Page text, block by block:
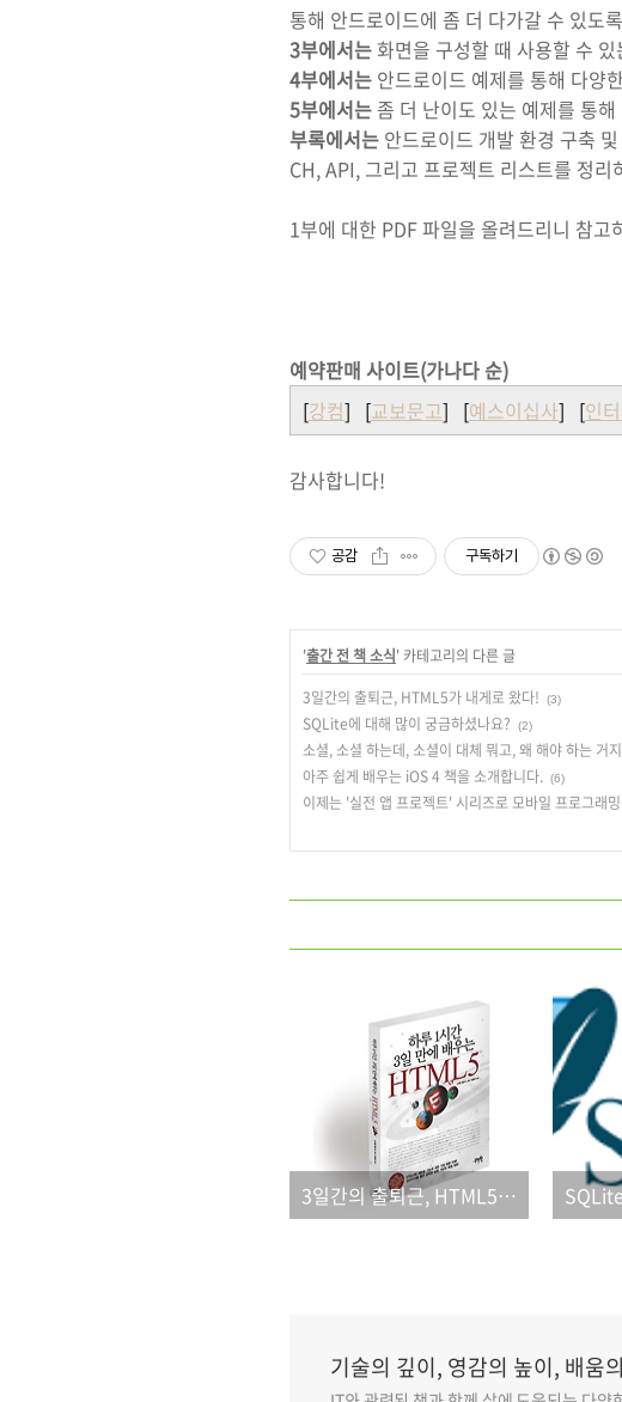
통해 안드로이드에 좀 더 다가갈 수 있도
3부에서는화면을 구성할 때 사용할 수
4부에서는 안드로이드 예제를 통해 다양
5부에서는좀 더 난이도 있는 예제를 통
부록에서는 안드로이드 개발 환경 구축
CH, API, 그리고 프로젝트 리스트를 정
1부에 대한 PDF 파일을 올려드리니 참
예약판매 사이트(가나다 순)
[강컴] [교보문고] [예스이십사] [인
감사합니다!
공감 구독하기
'출간 전 책 소식' 카테고리의 다른 글
3일간의 출퇴근, HTML5가 내게로 왔다!
(3)
SQLite에 대해 많이 궁금하셨나요? (2)
소셜, 소셜 하는데, 소셜이 대체 뭐고, 왜 해야 하는 거
아주 쉽게 배우는 iOS 4 책을 소개합니다. (6)
이제는 '실전 앱 프로젝트' 시리즈로 모바일 프로그래
3일간의 출퇴근, HTML5가 내게로 왔다!
기술의 깊이, 영감의 높이, 배움